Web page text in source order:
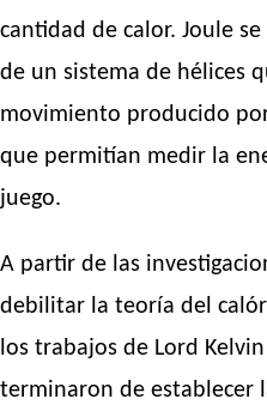
cantidad de calor. Joule
de un sistema de hélices
movimiento producido
que permitían medir la
juego.
A partir de las
debilitar la teoría del
los trabajos de Lord
terminaron de establecer